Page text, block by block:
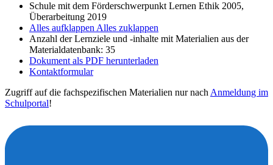
Schule mit dem Förderschwerpunkt Lernen Ethik 2005,
Überarbeitung 2019
Alles aufklappen Alles zuklappen
Anzahl der Lernziele und -inhalte mit Materialien aus der
Materialdatenbank: 35
Dokument als PDF herunterladen
Kontaktformular
Zugriff auf die fachspezifischen Materialien nur nach Anmeldung im
Schulportal!